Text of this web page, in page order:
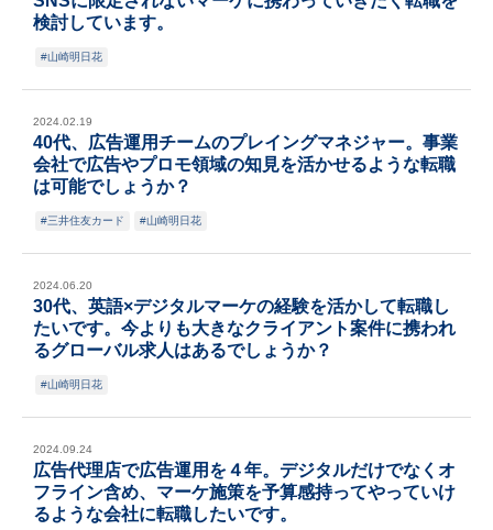
検討しています。
山崎明日花
2024.02.19
40代、広告運用チームのプレイングマネジャー。事業
会社で広告やプロモ領域の知見を活かせるような転職
は可能でしょうか？
三井住友カード 山崎明日花
2024.06.20
30代、英語×デジタルマーケの経験を活かして転職し
たいです。今よりも大きなクライアント案件に携われ
るグローバル求人はあるでしょうか？
山崎明日花
2024.09.24
広告代理店で広告運用を４年。デジタルだけでなくオ
フライン含め、マーケ施策を予算感持ってやっていけ
るような会社に転職したいです。